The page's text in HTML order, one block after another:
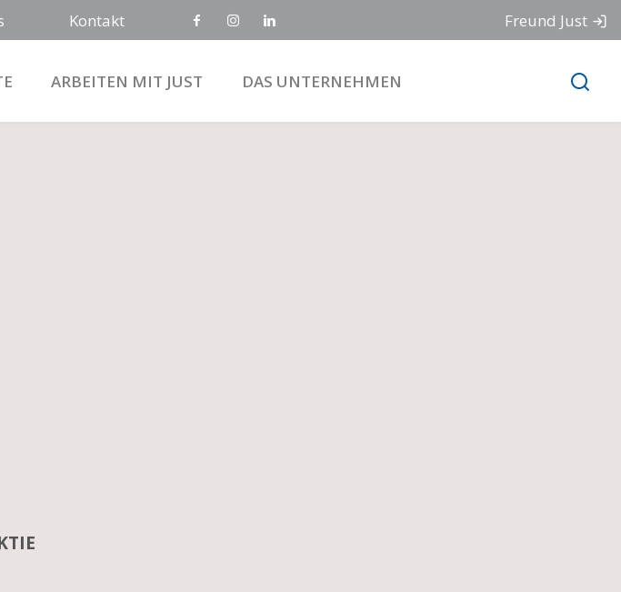
Kontakt Freund Just
ARBEITEN MIT JUST DAS UNTERNEHMEN